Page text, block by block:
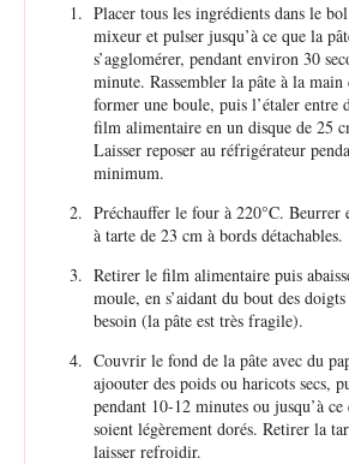
Placer tous les ingrédients dans le
mixeur et pulser jusqu’à ce que la
s’agglomérer, pendant environ 30
minute. Rassembler la pâte à la main
former une boule, puis l’étaler entre
film alimentaire en un disque de 25
Laisser reposer au réfrigérateur
minimum.
Préchauffer le four à 220°C.
à tarte de 23 cm à bords détachables.
Retirer le film alimentaire puis
moule, en s’aidant du bout des
besoin (la pâte est très fragile).
Couvrir le fond de la pâte avec du
ajoouter des poids ou haricots secs,
pendant 10-12 minutes ou jusqu’à ce
soient légèrement dorés. Retirer la
laisser refroidir.